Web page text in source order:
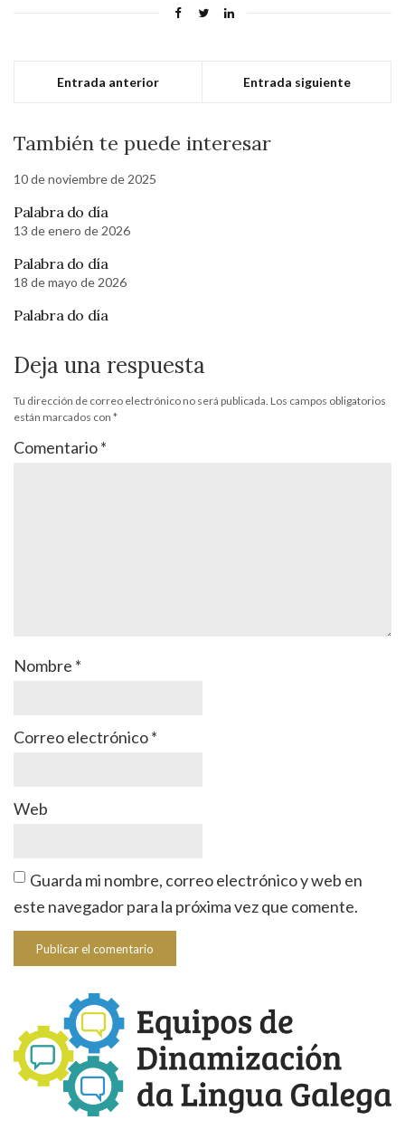
Entrada anterior Entrada siguiente
También te puede interesar
10 de noviembre de 2025
Palabra do día
13 de enero de 2026
Palabra do día
18 de mayo de 2026
Palabra do día
Deja una respuesta
Tu dirección de correo electrónico no será publicada. Los campos obligatorios
están marcados con *
Comentario*
Nombre *
Correo electrónico*
Web
Guarda mi nombre, correo electrónico y web en
este navegador para la próxima vez que comente.